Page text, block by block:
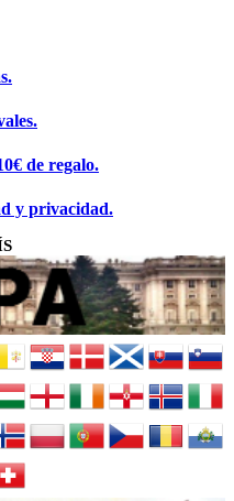
de regalo.
y privacidad.